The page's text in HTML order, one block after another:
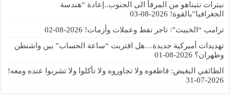
نيترات نتيناهو من المرفأ الى الجنوب..إعادة “هندسة
الجغرافيا”بالقوة! 2026-08-03
ترامب “الخبيث”: تاجر نفط وعملات وأزمات! 2026-08-02
تهديدات أميركية جديدة…هل اقتربت “ساعة الحساب” بين واشنطن
وطهران؟ 2026-08-01
الطائفي البغيض: قاطعوه ولا تجاوروه ولا تأكلوا ولا تشربوا عنده ومعه!
2026-07-31